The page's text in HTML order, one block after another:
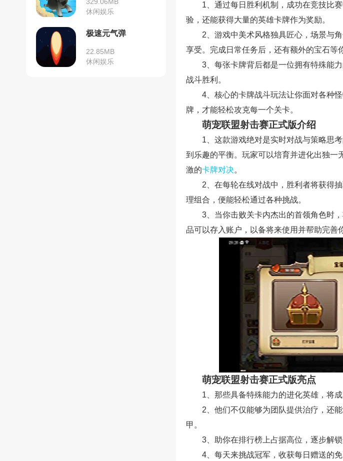
休闲娱乐
极速元气弹
22.85MB
休闲娱乐
1、通过每日胜利机制，成功在竞技比
验，还能获得大量的英雄卡牌作为奖励。
2、游戏中美术风格独具匠心，场景与
享受。完成日常任务后，还有额外的宝石等
3、每张卡牌背后都是一位拥有特殊能
战斗胜利。
4、核心的卡牌战斗玩法让你面对各种
牌，才能轻松攻克每一个关卡。
萌宠联盟射击赛正式版介绍
1、这款游戏绝对是实时对战与策略思
到乐趣的平衡。玩家可以培育并进化出独一
激的卡牌对决。
2、在每轮在线对战中，胜利者将获得
理组合，便能轻松通过各种挑战。
3、当你击败关卡内杰出的首领角色时
品可以存入账户，以备将来使用并帮助完善
萌宠联盟射击赛正式版亮点
1、那些具备特殊能力的进化英雄，将
2、他们不仅能够为团队提供治疗，还
甲。
3、助你在排行榜上占据高位，逐步解锁
4、每天来挑战冠军，收获每日赠送的